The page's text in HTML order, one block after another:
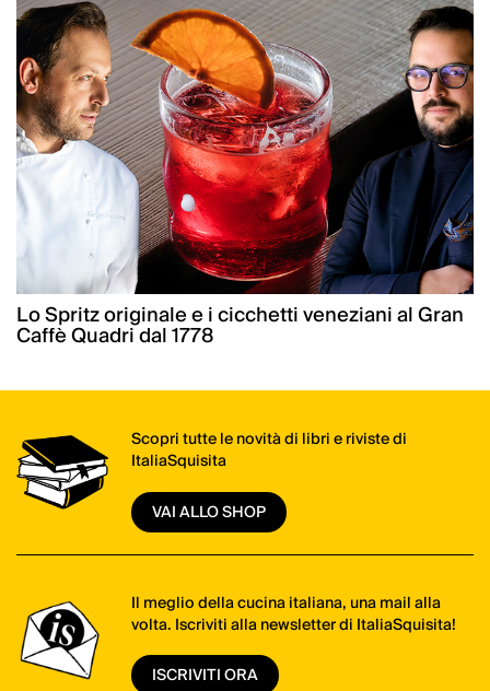
Lo Spritz originale e i cicchetti veneziani al Gran
Caffè Quadri dal 1778
Scopri tutte le novità di libri e riviste di
ItaliaSquisita
VAI ALLO SHOP
Il meglio della cucina italiana, una mail alla
volta. Iscriviti alla newsletter di ItaliaSquisita!
ISCRIVITI ORA